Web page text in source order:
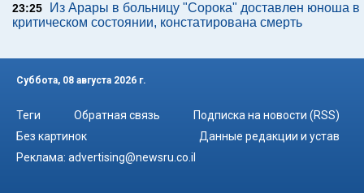
23:25
Из Арары в больницу "Сорока" доставлен юноша в
критическом состоянии, констатирована смерть
Суббота, 08 августа 2026 г.
Теги Обратная связь
Подписка на новости (RSS)
Без картинок
Данные редакции и устав
Реклама: advertising@newsru.co.il